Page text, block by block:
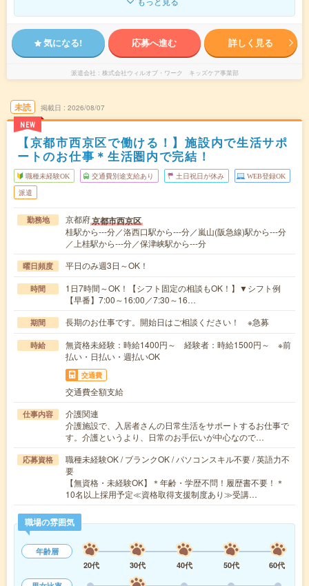
気になる! 応募へ進む 詳しく見る
派遣会社 株式会社ウィルオブ・ワーク キッズケア事業部
未読
NEW
掲載日 2026/08/07
【京都市西京区で働ける！】施設内で生活サポ
ートのお仕事＊生活圏内で完結！
職種未経験OK 交通費別途支給あり 土日祝日が休み WEB登録OK
派遣
勤務地 京都府京都市西京区
桂駅から---分／洛西口駅から---分／嵐山(阪急線)駅から---分
／上桂駅から---分／保津峡駅から---分
曜日頻度 平日のみ週3日～OK！
時間
1日7時間～OK！【シフト固定の相談もOK！】▼シフト例
【早番】7:00～16:00／7:30～16…
期間 長期のお仕事です。開始日はご相談ください！ ※急募
時給
無資格未経験：時給1400円～ 経験者：時給1500円～ ※前
払い・日払い・週払いOK
交通費
交通費全額支給
仕事内容
介護関連
介護施設で、入居者さんの日常生活をサポートするお仕事で
す。介護というより、日常のお手伝いが中心なので…
応募資格
職種未経験OK / ブランクOK / パソコンスキル不要 / 英語力不
要
【無資格・未経験OK】＊年齢・学歴不問！履歴書不要！＊
10名以上採用予定≪資格取得支援制度あり≫受講…
職場の雰囲気
年齢層
20代
30代 40代 50代
60代